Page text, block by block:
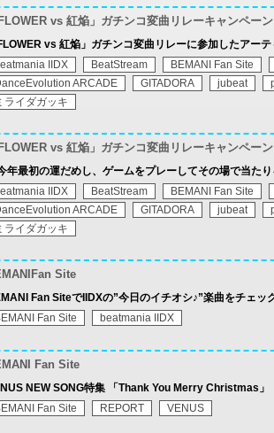
FLOWER vs 紅焔」ガチンコ変曲リレーキャンペーン
FLOWER vs 紅焔」ガチンコ変曲リレーに参加したアー
IIDX
BeatStream
BEMANI Fan Site
ARCADE
GITADORA jubeat
ライダガッキ
FLOWER vs 紅焔」ガチンコ変曲リレーキャンペーン
年最初の運だめし、ゲームをプレーしてその場で当た
IIDX
BeatStream
BEMANI Fan Site
ARCADE
GITADORA jubeat
ライダガッキ
Site
Fan SiteでIIDXの”今日のイチオシ♪”楽曲をチェッ
Fan Site
beatmania IIDX
Fan Site
NEW SONG特集 「Thank You Merry Christmas」
Fan Site
REPORT VENUS